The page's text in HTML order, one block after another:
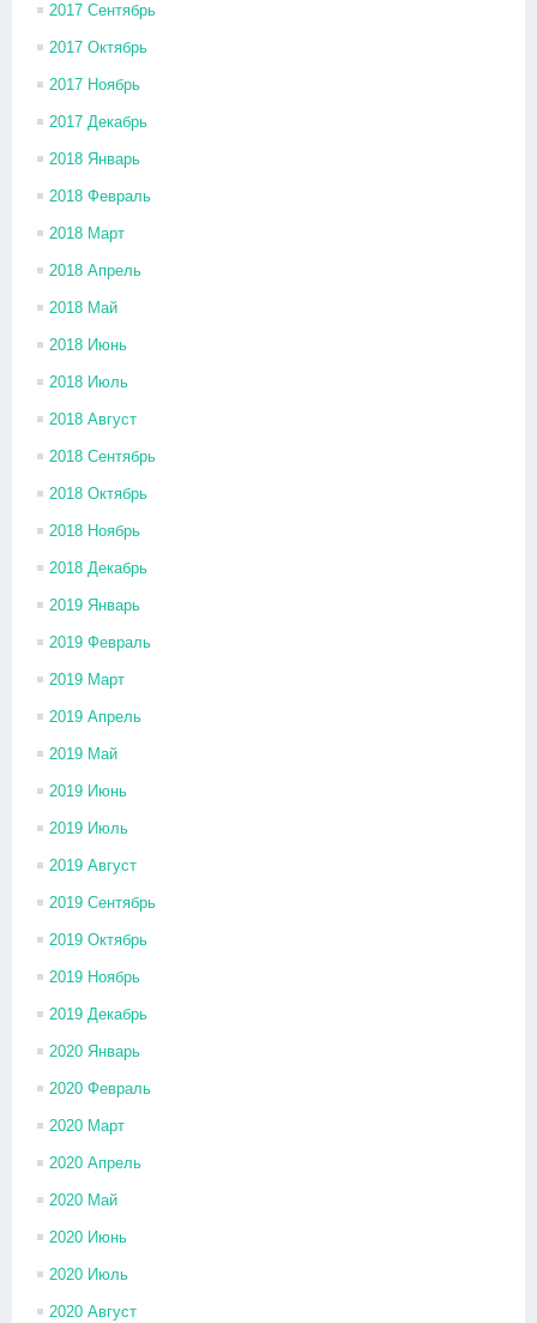
2017 Сентябрь
2017 Октябрь
2017 Ноябрь
2017 Декабрь
2018 Январь
2018 Февраль
2018 Март
2018 Апрель
2018 Май
2018 Июнь
2018 Июль
2018 Август
2018 Сентябрь
2018 Октябрь
2018 Ноябрь
2018 Декабрь
2019 Январь
2019 Февраль
2019 Март
2019 Апрель
2019 Май
2019 Июнь
2019 Июль
2019 Август
2019 Сентябрь
2019 Октябрь
2019 Ноябрь
2019 Декабрь
2020 Январь
2020 Февраль
2020 Март
2020 Апрель
2020 Май
2020 Июнь
2020 Июль
2020 Август